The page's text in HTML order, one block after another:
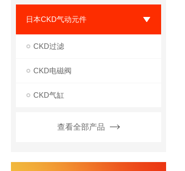
日本CKD气动元件
CKD过滤
CKD电磁阀
CKD气缸
查看全部产品